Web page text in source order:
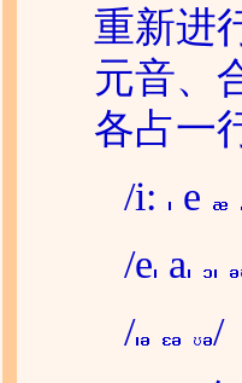
重新进
元音、
各占一
/i:
e
/e a
/
/